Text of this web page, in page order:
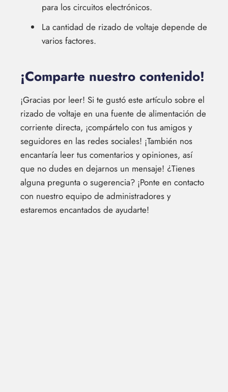
para los circuitos electrónicos.
La cantidad de rizado de voltaje depende de
varios factores.
¡Comparte nuestro contenido!
¡Gracias por leer! Si te gustó este artículo sobre el
rizado de voltaje en una fuente de alimentación de
corriente directa, ¡compártelo con tus amigos y
seguidores en las redes sociales! ¡También nos
encantaría leer tus comentarios y opiniones, así
que no dudes en dejarnos un mensaje! ¿Tienes
alguna pregunta o sugerencia? ¡Ponte en contacto
con nuestro equipo de administradores y
estaremos encantados de ayudarte!